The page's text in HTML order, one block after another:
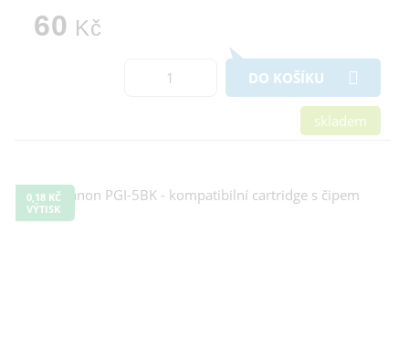
60 Kč
DO KOŠÍKU
skladem
0,18 KČ
VÝTISK